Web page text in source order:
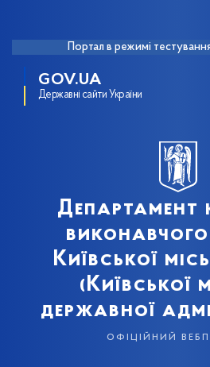
Портал в режимі
GOV.UA
Державні сайти України
Департамент
Київської
(Київської
державної
офіційний